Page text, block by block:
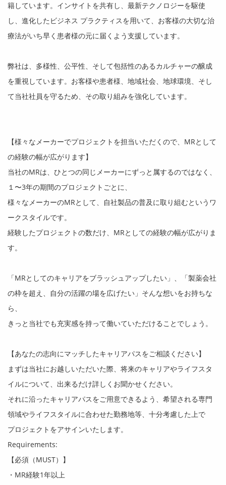
籍しています。インサイトを共有し、最新テクノロジーを駆使
し、進化したビジネス プラクティスを用いて、お客様の大切な治
療法がいち早く患者様の元に届くよう支援しています。
弊社は、多様性、公平性、そして包括性のあるカルチャーの醸成
を重視しています。お客様や患者様、地域社会、地球環境、そし
て当社社員を守るため、その取り組みを強化しています。
【様々なメーカーでプロジェクトを担当いただくので、 MRとして
の経験の幅が広がります】
当社のMRは、ひとつの同じメーカーにずっと属するのではなく、
１〜3年の期間のプロジェクトごとに、
様々なメーカーのMRとして、自社製品の普及に取り組むというワ
ークスタイルです。
経験したプロジェクトの数だけ、 MRとしての経験の幅が広がりま
す。
「MRとしてのキャリアをブラッシュアップしたい」、「製薬会社
の枠を超え、自分の活躍の場を広げたい」そんな想いをお持ちな
ら、
きっと当社でも充実感を持って働いていただけることでしょう。
【あなたの志向にマッチしたキャリアパスをご相談ください】
まずは当社にお越しいただいた際、将来のキャリアやライフスタ
イルについて、出来るだけ詳しくお聞かせください。
それに沿ったキャリアパスをご用意できるよう、希望される専門
領域やライフスタイルに合わせた勤務地等、十分考慮した上で
プロジェクトをアサインいたします。
Requirements:
【必須（MUST）】
・ MR経験1年以上